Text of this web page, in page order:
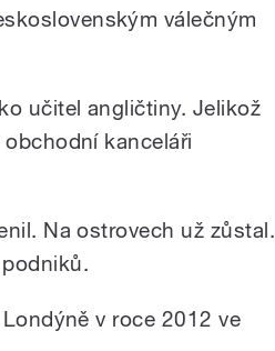
válečným
učitel angličtiny. Jelikož
kanceláři
Na ostrovech už zůstal.
v roce 2012 ve